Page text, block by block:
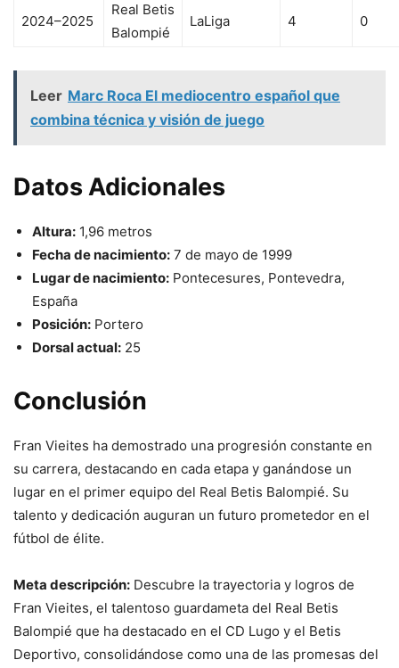
2024–2025
Real Betis
Balompié
LaLiga 4 0
Leer Marc Roca El mediocentro español que
combina técnica y visión de juego
Datos Adicionales
Altura: 1,96 metros
Fecha de nacimiento: 7 de mayo de 1999
Lugar de nacimiento: Pontecesures, Pontevedra,
España
Posición: Portero
Dorsal actual: 25
Conclusión
Fran Vieites ha demostrado una progresión constante en
su carrera, destacando en cada etapa y ganándose un
lugar en el primer equipo del Real Betis Balompié. Su
talento y dedicación auguran un futuro prometedor en el
fútbol de élite.
Meta descripción: Descubre la trayectoria y logros de
Fran Vieites, el talentoso guardameta del Real Betis
Balompié que ha destacado en el CD Lugo y el Betis
Deportivo, consolidándose como una de las promesas del